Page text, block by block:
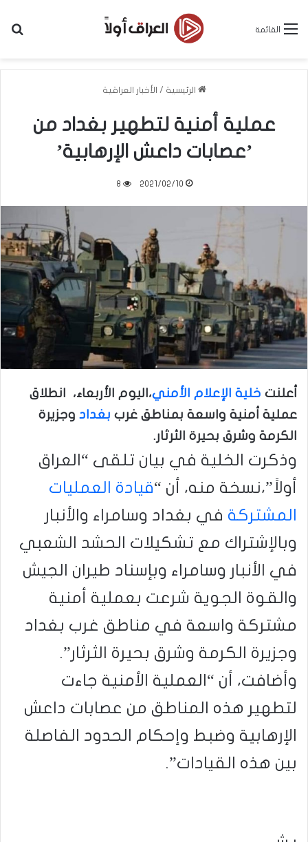
القائمة
الرئيسية / الأخبار العراقية
عملية أمنية لتطهير بغداد من
’عصابات داعش الإرهابية’
2021/02/10
8
أعلنت خلية الإعلام الأمني،اليوم الأربعاء، انطلاق
عملية أمنية واسعة بمناطق غرب بغداد وجزيرة
الكرمة وشرق بحيرة الثرثار.
وذكرت الخلية في بيان تلقى “العراق
أولاً”،نسخة منه، أن “قيادة العمليات
المشتركة في بغداد وسامراء والأنبار
وبالإشتراك مع تشكيلات الحشد الشعبي
في الأنبار وسامراء وبإسناد طيران الجيش
والقوة الجوية شرعت بعملية أمنية
مشتركة واسعة في مناطق غرب بغداد
وجزيرة الكرمة وشرق بحيرة الثرثار”.
وأضافت، أن “العملية الأمنية جاءت
لتطهير هذه المناطق من عصابات داعش
الإرهابية وضبط وإحكام الحدود الفاصلة
بين هذه القيادات”.